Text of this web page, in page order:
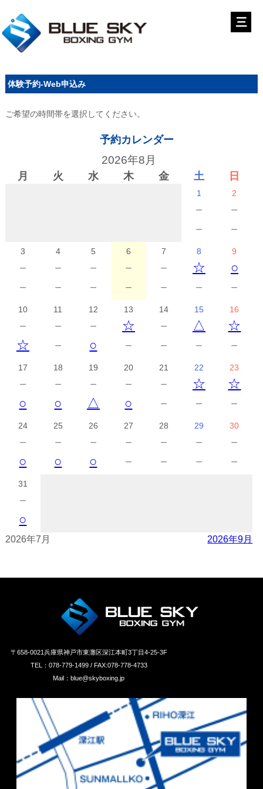
体験予約-Web申込み
ご希望の時間帯を選択してください。
予約カレンダー
2026年8月
月 火 水 木 金 土 日
1
－
－
2
－
－
3
－
－
4
－
－
5
－
－
6
－
－
7
－
－
8
☆
－
9
○
－
10
－
☆
11
－
－
12
－
○
13
☆
－
14
－
－
15
△
－
16
☆
－
17
－
○
18
－
○
19
－
△
20
－
○
21
－
－
22
☆
－
23
☆
－
24
－
○
25
－
○
26
－
○
27
－
－
28
－
－
29
－
－
30
－
－
31
－
○
2026年7月 2026年9月
〒658‐0021兵庫県神戸市東灘区深江本町3丁目4-25-3F
TEL：078-779-1499 / FAX:078-778-4733
Mail：blue@skyboxing.jp